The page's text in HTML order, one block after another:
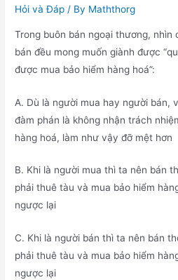
Hỏi và Đáp / By Maththorg
Trong buôn bán ngoại thương,
bán đều mong muốn giành được
được mua bảo hiểm hàng hoá”:
A. Dù là người mua hay người bán,
đàm phán là không nhận trách
hàng hoá, làm như vậy đỡ mệt hơn
B. Khi là người mua thì ta nên bán
phải thuê tàu và mua bảo hiểm
ngược lại
C. Khi là người bán thì ta nên bán
phải thuê tàu và mua bảo hiểm
ngược lại